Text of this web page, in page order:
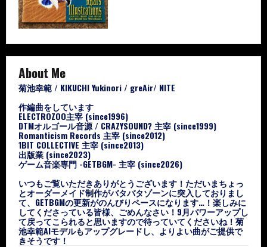
About Me
菊池幸範 / KIKUCHI Yukinori / greAir/ NITE
作編曲をしています
ELECTROZOO主宰 (since1996)
DTMオルゴール音源 / CRAZYSOUND? 主宰 (since1999)
Romanticism Records 主宰 (since2012)
1BIT COLLECTIVE 主宰 (since2013)
出版業 (since2023)
ゲーム音楽専門 -GETBGM- 主宰 (since2026)
いつもご覧いただきありがとうございます！ただいまちょっ
とオーダーメイド制作がバタバタゾーンに突入しておりまし
て、GETBGMの更新がのんびりペースになります…！楽しみに
してくださっている皆様、ごめんなさい！9月パワーアップし
て戻ってこられると思いますので待っていてくださいね！菊
池幸範AIモデルもアップグレードし、よりよい曲がご提供で
きそうです！